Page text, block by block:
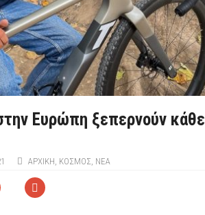
Ευρώπη ξεπερνούν κάθε
ΑΡΧΙΚΉ ΚΟΣΜΟΣ ΝΕΑ